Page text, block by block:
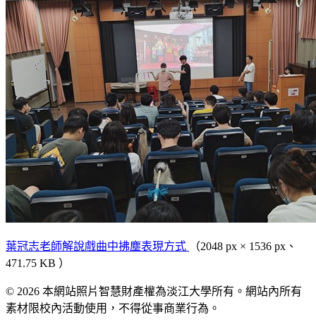
葉冠志老師解說戲曲中拂塵表現方式
（2048 px × 1536 px、
471.75 KB ）
© 2026 本網站照片智慧財產權為淡江大學所有。網站內所有
素材限校內活動使用，不得從事商業行為。